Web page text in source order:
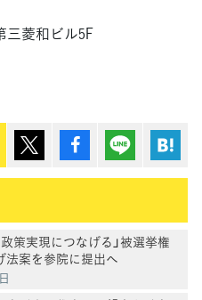
三菱和ビル5F
ポスト シェア Lineで送
策実現につなげる」被選挙権
法案を参院に提出へ